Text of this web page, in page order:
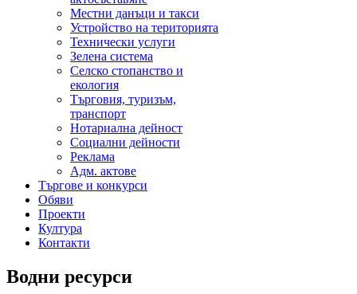
Местни данъци и такси
Устройство на територията
Технически услуги
Зелена система
Селско стопанство и
екология
Търговия, туризъм,
транспорт
Нотариална дейност
Социални дейности
Реклама
Адм. актове
Търгове и конкурси
Обяви
Проекти
Култура
Контакти
Водни ресурси